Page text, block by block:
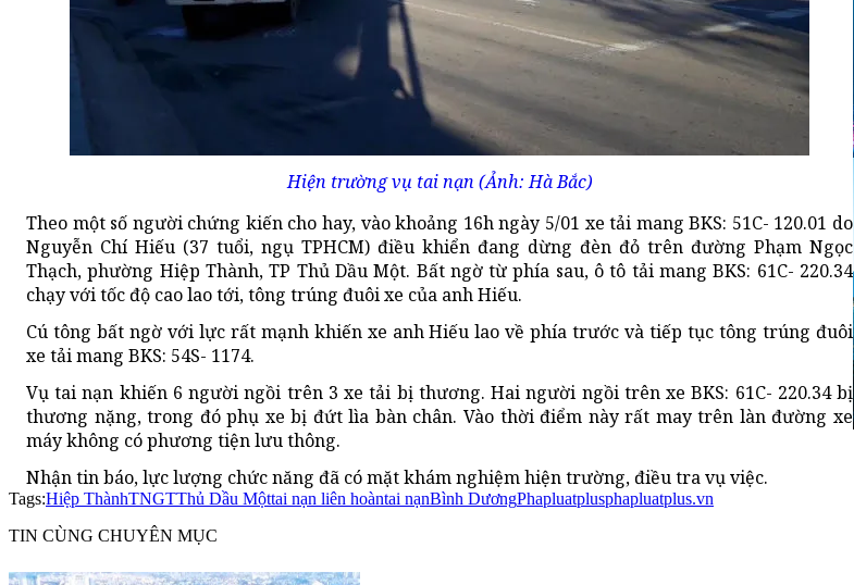
Hiện trường vụ tai nạn (Ảnh: Hà Bắc)
Theo một số người chứng kiến cho hay, vào khoảng 16h ngày 5/01 xe tải mang BKS: 51C- 120.01 do
Nguyễn Chí Hiếu (37 tuổi, ngụ TPHCM) điều khiển đang dừng đèn đỏ trên đường Phạm Ngọc
Thạch, phường Hiệp Thành, TP Thủ Dầu Một. Bất ngờ từ phía sau, ô tô tải mang BKS: 61C- 220.34
chạy với tốc độ cao lao tới, tông trúng đuôi xe của anh Hiếu.
Cú tông bất ngờ với lực rất mạnh khiến xe anh Hiếu lao về phía trước và tiếp tục tông trúng đuôi
xe tải mang BKS: 54S- 1174.
Vụ tai nạn khiến 6 người ngồi trên 3 xe tải bị thương. Hai người ngồi trên xe BKS: 61C- 220.34 bị
thương nặng, trong đó phụ xe bị đứt lìa bàn chân. Vào thời điểm này rất may trên làn đường xe
máy không có phương tiện lưu thông.
Nhận tin báo, lực lượng chức năng đã có mặt khám nghiệm hiện trường, điều tra vụ việc.
Tags:Hiệp ThànhTNGTThủ Dầu Mộttai nạn liên hoàntai nạnBình DươngPhapluatplusphapluatplus.vn
TIN CÙNG CHUYÊN MỤC